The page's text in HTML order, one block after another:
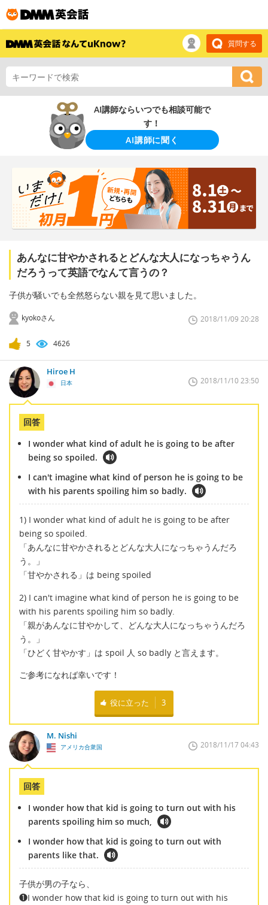
質問する
AI講師ならいつでも相談可能で
す！
AI講師に聞く
あんなに甘やかされるとどんな大人になっちゃうん
だろうって英語でなんて言うの？
子供が騒いでも全然怒らない親を見て思いました。
kyokoさん 2018/11/09 20:28
5 4626
Hiroe H
日本 2018/11/10 23:50
回答
I wonder what kind of adult he is going to be after
being so spoiled.
I can't imagine what kind of person he is going to be
with his parents spoiling him so badly.
1) I wonder what kind of adult he is going to be after
being so spoiled.
「あんなに甘やかされるとどんな大人になっちゃうんだろ
う。」
「甘やかされる」は being spoiled
2) I can't imagine what kind of person he is going to be
with his parents spoiling him so badly.
「親があんなに甘やかして、どんな大人になっちゃうんだろ
う。」
「ひどく甘やかす」は spoil 人 so badly と言えます。
ご参考になれば幸いです！
役に立った 3
M. Nishi
アメリカ合衆国 2018/11/17 04:43
回答
I wonder how that kid is going to turn out with his
parents spoiling him so much,
I wonder how that kid is going to turn out with
parents like that.
子供が男の子なら、
❶I wonder how that kid is going to turn out with his